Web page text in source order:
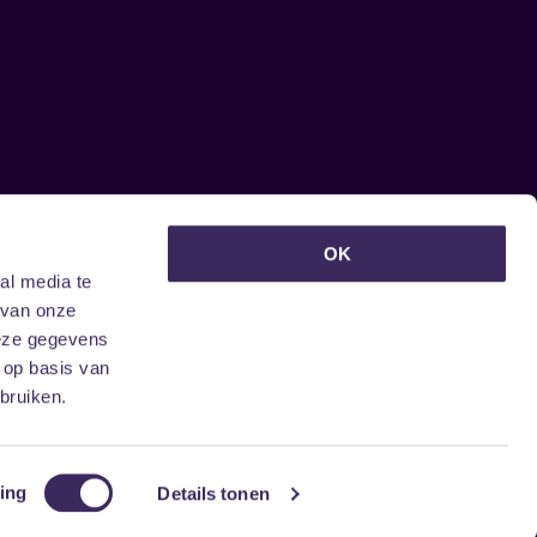
media te
onze
gegevens
basis van
Details tonen
OK
ontvangen?